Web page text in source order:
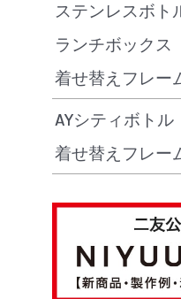
ステンレスボト
ランチボックス
着せ替えフレー
AYシティボトル
着せ替えフレー